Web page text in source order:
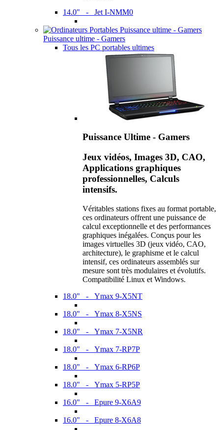
14.0" - Jet I-NMM0
Puissance ultime - Gamers
Tous les PC portables ultimes
Puissance Ultime - Gamers
Jeux vidéos, Images 3D, CAO,
Applications graphiques
professionnelles, Calculs
intensifs.
Véritables stations fixes au format portable,
ces ordinateurs offrent une puissance de
calcul exceptionnelle et des performances
graphiques inégalées. Conçus pour les
images virtuelles 3D (jeux vidéo, CAO,
architecture), le graphisme et le calcul
intensif, ces ordinateurs assemblés sur
mesure sont très modulaires et évolutifs.
Compatibilité Linux et Windows.
18.0" - Ymax 9-X5NT
18.0" - Ymax 8-X5NS
18.0" - Ymax 7-X5NR
18.0" - Ymax 7-RP7P
18.0" - Ymax 6-RP6P
18.0" - Ymax 5-RP5P
16.0" - Epure 9-X6A9
16.0" - Epure 8-X6A8